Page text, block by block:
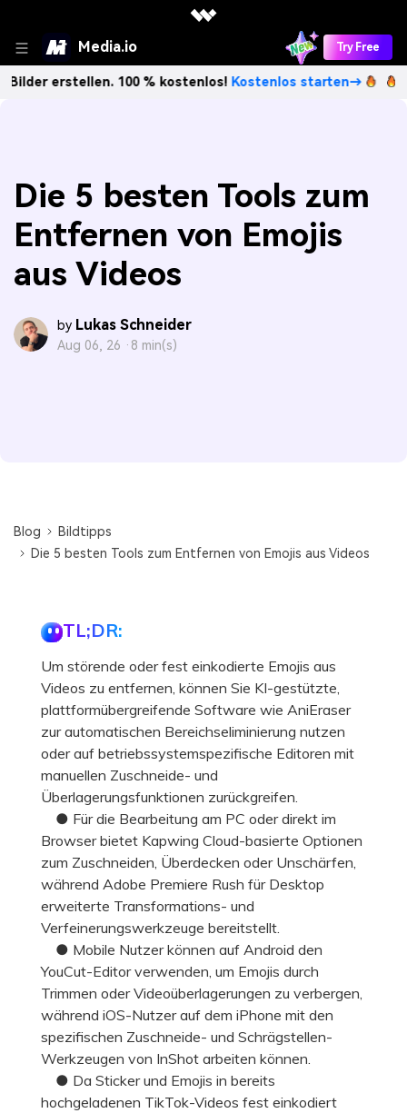
Media.io Try Free
100 % kostenlos!Kostenlos starten→ Unbegrenzt
Die 5 besten Tools zum
Entfernen von Emojis
aus Videos
by Lukas Schneider
Aug 06, 26 · 8 min(s)
Blog
Bildtipps
Die 5 besten Tools zum Entfernen von Emojis aus Videos
TL;DR:
Um störende oder fest einkodierte Emojis aus
Videos zu entfernen, können Sie KI-gestützte,
plattformübergreifende Software wie AniEraser
zur automatischen Bereichseliminierung nutzen
oder auf betriebssystemspezifische Editoren mit
manuellen Zuschneide- und
Überlagerungsfunktionen zurückgreifen.
● Für die Bearbeitung am PC oder direkt im
Browser bietet Kapwing Cloud-basierte Optionen
zum Zuschneiden, Überdecken oder Unschärfen,
während Adobe Premiere Rush für Desktop
erweiterte Transformations- und
Verfeinerungswerkzeuge bereitstellt.
● Mobile Nutzer können auf Android den
YouCut-Editor verwenden, um Emojis durch
Trimmen oder Videoüberlagerungen zu verbergen,
während iOS-Nutzer auf dem iPhone mit den
spezifischen Zuschneide- und Schrägstellen-
Werkzeugen von InShot arbeiten können.
● Da Sticker und Emojis in bereits
hochgeladenen TikTok-Videos fest einkodiert